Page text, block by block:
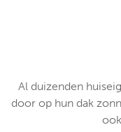
Al duizenden
door op hun dak